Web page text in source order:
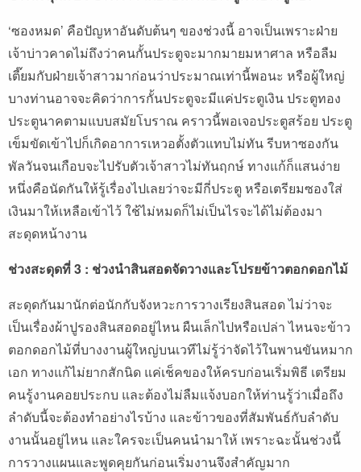
‘ซองหมด’ คือปัญหาอันดับต้นๆ ของช่วงนี้ อาจเป็นเพราะฝ่าย
เจ้าบ่าวคาดไม่ถึงว่าคนกั้นประตูจะมากมายมหาศาล หรือลืม
เตี๊ยมกับฝ่ายเจ้าสาวมาก่อนว่าประมาณเท่านี้พอนะ หรือผู้ใหญ่
บางท่านอาจจะคิดว่าการกั้นประตูจะมีแค่ประตูเงิน ประตูทอง
ประตูนาคตามแบบสมัยโบราณ คราวนี้พอเจอประตูสร้อย ประตู
เข็มขัดเข้าไปก็เกิดอาการเหวอตั้งตัวแทบไม่ทัน รีบหาซองกัน
พัลวันจนเกือบจะไปรับตัวเจ้าสาวไม่ทันฤกษ์ ทางแก้ก็แสนง่าย
หนึ่งคือนัดกันให้รู้เรื่องไปเลยว่าจะมีกี่ประตู หรือเตรียมซองใส่
เงินมาให้เหลือเข้าไว้ ใช้ไม่หมดก็ไม่เป็นไรจะได้ไม่ต้องมา
สะดุดหน้างาน
ช่วงสะดุดที่ 3 : ช่วงนำสินสอดจัดวางและโปรยข้าวตอกดอกไม้
สะดุดกันมานักต่อนักกับจังหวะการวางเรียงสินสอด ไม่ว่าจะ
เป็นเรื่องผ้าปูรองสินสอดอยู่ไหน ผืนเล็กไปหรือเปล่า ไหนจะข้าว
ตอกดอกไม้ที่บางงานผู้ใหญ่บนเวทีไม่รู้ว่าจัดไว้ในพานขันหมาก
เอก ทางแก้ไม่ยากสักนิด แค่เช็คของให้ครบก่อนเริ่มพิธี เตรียม
คนรู้งานคอยประกบ และต้องไม่ลืมแจ้งบอกให้ท่านรู้ว่าเมื่อถึง
ลำดับนี้จะต้องทำอย่างไรบ้าง และข้าวของที่สัมพันธ์กับลำดับ
งานนั้นอยู่ไหน และใครจะเป็นคนนำมาให้ เพราะฉะนั้นช่วงนี้
การวางแผนและพูดคุยกันก่อนเริ่มงานจึงสำคัญมาก